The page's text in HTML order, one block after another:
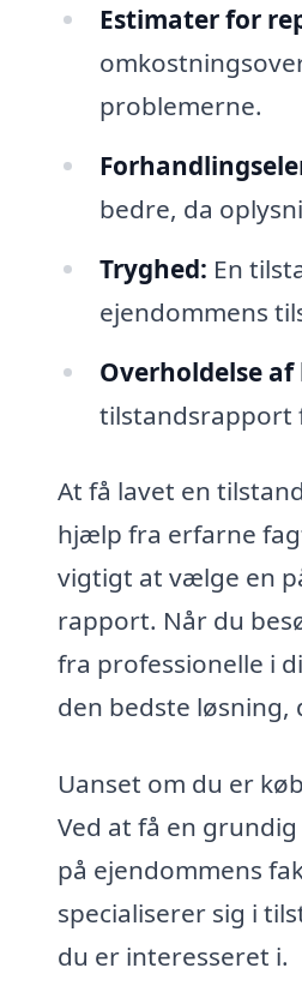
Estimater for
problemerne.
bedre, da
Tryghed: En
ejendommens
Overholdelse
tilstandsrapport
At få lavet en
hjælp fra erfarne
vigtigt at vælge en
rapport. Når du
fra professionelle i
den bedste løsning,
Uanset om du er
Ved at få en
på ejendommens
specialiserer sig i
du er interesseret i.